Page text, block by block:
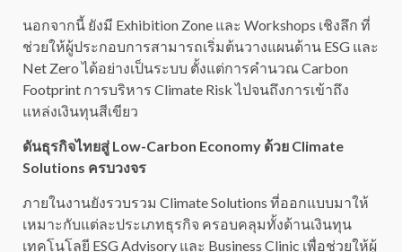
นอกจากนี้ ยังมี Exhibition Zone และ Workshops เชิงลึก ที่
ช่วยให้ผู้ประกอบการสามารถเริ่มต้นวางแผนด้าน ESG และ
Net Zero ได้อย่างเป็นระบบ ตั้งแต่การคำนวณ Carbon
Footprint การบริหาร Climate Risk ไปจนถึงการเข้าถึง
แหล่งเงินทุนสีเขียว
ดันธุรกิจไทยสู่ Low-Carbon Economy ด้วย Climate
Solutions ครบวงจร
ภายในงานยังรวบรวม Climate Solutions ที่ออกแบบมาให้
เหมาะกับแต่ละประเภทธุรกิจ ครอบคลุมทั้งด้านเงินทุน
เทคโนโลยี ESG Advisory และ Business Clinic เพื่อช่วยให้ผู้